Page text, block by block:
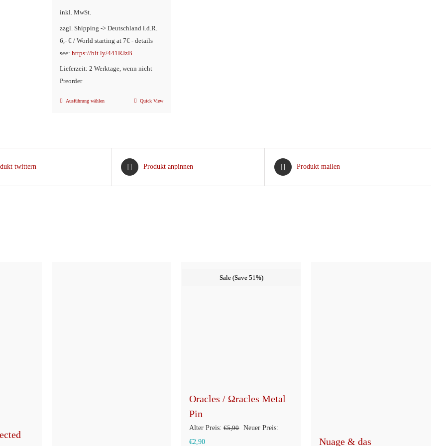
inkl. MwSt.
zzgl. Shipping -> Deutschland i.d.R.
6,- € / World starting at 7€ - details
see: https://bit.ly/441RJzB
Lieferzeit: 2 Werktage, wenn nicht
Preorder
Ausführung wählenDieses
Varianten
Die
Quick View
twittern Produkt anpinnen Produkt mailen
Sale (Save 51%)
Oracles / Ωracles Metal
Pin
Alter Preis: €5,90 Ursprünglicher
Neuer Preis:
€2,90Aktueller Nuage & das